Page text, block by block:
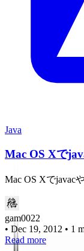
Java
Mac OS Xで
Mac OS Xでjavac
gam0022
• Dec 19, 2012 • 1
Read more